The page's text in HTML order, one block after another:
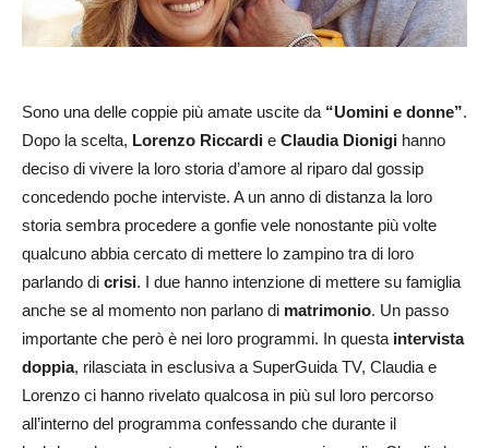
Sono una delle coppie più amate uscite da “Uomini e donne”.
Dopo la scelta, Lorenzo Riccardi e Claudia Dionigi hanno
deciso di vivere la loro storia d’amore al riparo dal gossip
concedendo poche interviste. A un anno di distanza la loro
storia sembra procedere a gonfie vele nonostante più volte
qualcuno abbia cercato di mettere lo zampino tra di loro
parlando di crisi. I due hanno intenzione di mettere su famiglia
anche se al momento non parlano di matrimonio. Un passo
importante che però è nei loro programmi. In questa intervista
doppia, rilasciata in esclusiva a SuperGuida TV, Claudia e
Lorenzo ci hanno rivelato qualcosa in più sul loro percorso
all’interno del programma confessando che durante il